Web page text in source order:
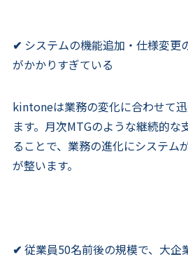
✔ システムの機能追加・仕様変更
がかかりすぎている
kintoneは業務の変化に合わせて
ます。月次MTGのような継続的な
ることで、業務の進化にシステム
が整います。
✔ 従業員50名前後の規模で、大企